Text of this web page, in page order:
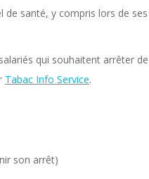
santé, y compris lors de
qui souhaitent arrêter
Tabac Info Service.
son arrêt)